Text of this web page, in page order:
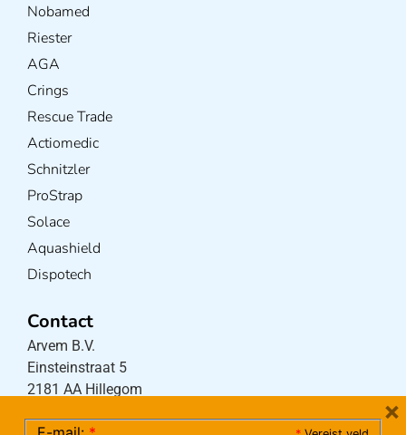
Nobamed
Riester
AGA
Crings
Rescue Trade
Actiomedic
Schnitzler
ProStrap
Solace
Aquashield
Dispotech
Contact
Arvem B.V.
Einsteinstraat 5
2181 AA Hillegom
×